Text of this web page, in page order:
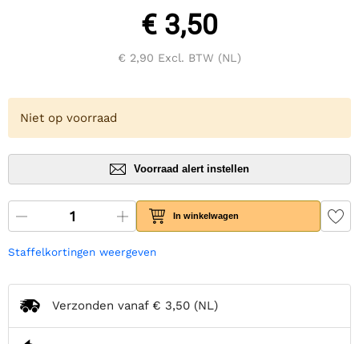
€ 3,50
€ 2,90 Excl. BTW (NL)
Niet op voorraad
Voorraad alert instellen
In winkelwagen
Staffelkortingen weergeven
Verzonden vanaf € 3,50 (NL)